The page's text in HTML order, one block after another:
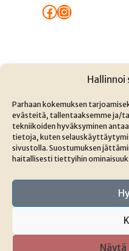
Hallinnoi
Parhaan kokemuksen
evästeitä, tallentaaksemme ja/
tekniikoiden hyväksyminen
tietoja, kuten
sivustolla. Suostumuksen
haitallisesti tiettyihin
Näytä
Facebook Instagram
Copyright ©